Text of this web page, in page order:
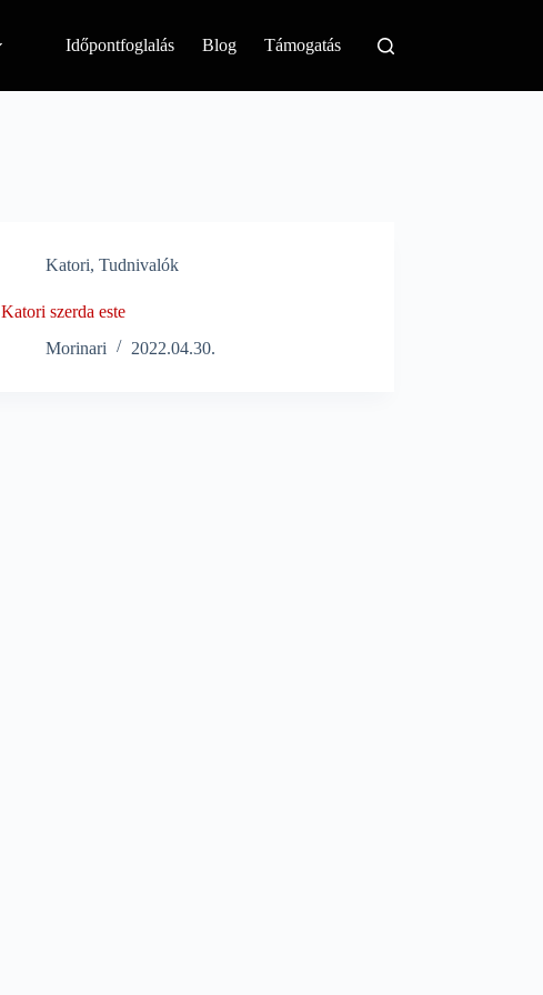
Időpontfoglalás Blog Támogatás
Katori,Tudnivalók
Katori szerda este
Morinari
2022.04.30.